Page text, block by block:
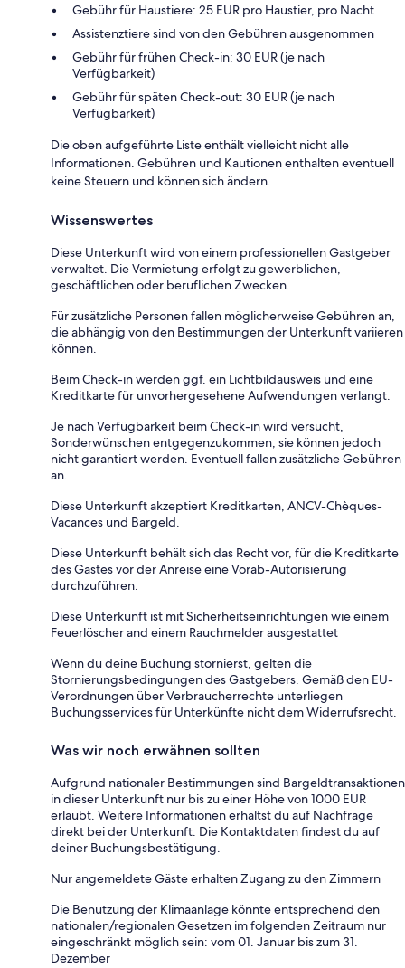
Gebühr für Haustiere: 25 EUR pro Haustier, pro Nacht
Assistenztiere sind von den Gebühren ausgenommen
Gebühr für frühen Check-in: 30 EUR (je nach
Verfügbarkeit)
Gebühr für späten Check-out: 30 EUR (je nach
Verfügbarkeit)
Die oben aufgeführte Liste enthält vielleicht nicht alle
Informationen. Gebühren und Kautionen enthalten eventuell
keine Steuern und können sich ändern.
Wissenswertes
Diese Unterkunft wird von einem professionellen Gastgeber
verwaltet. Die Vermietung erfolgt zu gewerblichen,
geschäftlichen oder beruflichen Zwecken.
Für zusätzliche Personen fallen möglicherweise Gebühren an,
die abhängig von den Bestimmungen der Unterkunft variieren
können.
Beim Check-in werden ggf. ein Lichtbildausweis und eine
Kreditkarte für unvorhergesehene Aufwendungen verlangt.
Je nach Verfügbarkeit beim Check-in wird versucht,
Sonderwünschen entgegenzukommen, sie können jedoch
nicht garantiert werden. Eventuell fallen zusätzliche Gebühren
an.
Diese Unterkunft akzeptiert Kreditkarten, ANCV-Chèques-
Vacances und Bargeld.
Diese Unterkunft behält sich das Recht vor, für die Kreditkarte
des Gastes vor der Anreise eine Vorab-Autorisierung
durchzuführen.
Diese Unterkunft ist mit Sicherheitseinrichtungen wie einem
Feuerlöscher and einem Rauchmelder ausgestattet
Wenn du deine Buchung stornierst, gelten die
Stornierungsbedingungen des Gastgebers. Gemäß den EU-
Verordnungen über Verbraucherrechte unterliegen
Buchungsservices für Unterkünfte nicht dem Widerrufsrecht.
Was wir noch erwähnen sollten
Aufgrund nationaler Bestimmungen sind Bargeldtransaktionen
in dieser Unterkunft nur bis zu einer Höhe von 1000 EUR
erlaubt. Weitere Informationen erhältst du auf Nachfrage
direkt bei der Unterkunft. Die Kontaktdaten findest du auf
deiner Buchungsbestätigung.
Nur angemeldete Gäste erhalten Zugang zu den Zimmern
Die Benutzung der Klimaanlage könnte entsprechend den
nationalen/regionalen Gesetzen im folgenden Zeitraum nur
eingeschränkt möglich sein: vom 01. Januar bis zum 31.
Dezember